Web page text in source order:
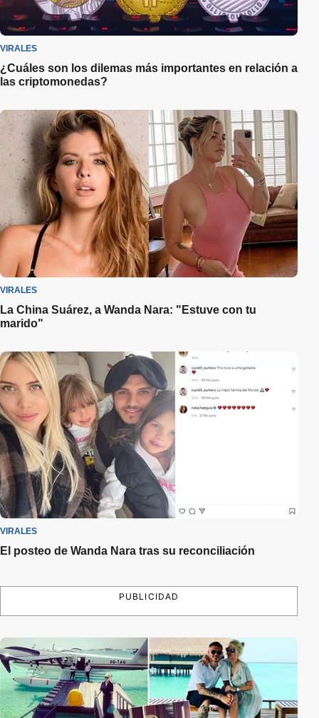
VIRALES
¿Cuáles son los dilemas más importantes en relación a
las criptomonedas?
VIRALES
La China Suárez, a Wanda Nara: "Estuve con tu
marido"
VIRALES
El posteo de Wanda Nara tras su reconciliación
PUBLICIDAD